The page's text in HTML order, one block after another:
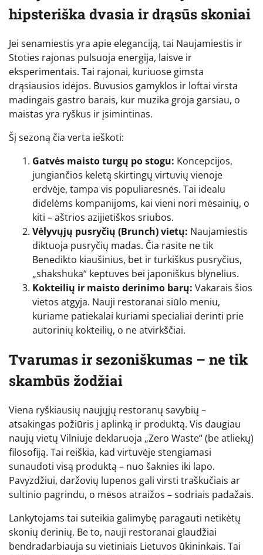
hipsteriška dvasia ir drąsūs skoniai
Jei senamiestis yra apie eleganciją, tai Naujamiestis ir
Stoties rajonas pulsuoja energija, laisve ir
eksperimentais. Tai rajonai, kuriuose gimsta
drąsiausios idėjos. Buvusios gamyklos ir loftai virsta
madingais gastro barais, kur muzika groja garsiau, o
maistas yra ryškus ir įsimintinas.
Šį sezoną čia verta ieškoti:
Gatvės maisto turgų po stogu: Koncepcijos,
jungiančios keletą skirtingų virtuvių vienoje
erdvėje, tampa vis populiaresnės. Tai idealu
didelėms kompanijoms, kai vieni nori mėsainių, o
kiti – aštrios azijietiškos sriubos.
Vėlyvųjų pusryčių (Brunch) vietų: Naujamiestis
diktuoja pusryčių madas. Čia rasite ne tik
Benedikto kiaušinius, bet ir turkiškus pusryčius,
„shakshuka“ keptuves bei japoniškus blynelius.
Kokteilių ir maisto derinimo barų: Vakarais šios
vietos atgyja. Nauji restoranai siūlo meniu,
kuriame patiekalai kuriami specialiai derinti prie
autorinių kokteilių, o ne atvirkščiai.
Tvarumas ir sezoniškumas – ne tik
skambūs žodžiai
Viena ryškiausių naujųjų restoranų savybių –
atsakingas požiūris į aplinką ir produktą. Vis daugiau
naujų vietų Vilniuje deklaruoja „Zero Waste“ (be atliekų)
filosofiją. Tai reiškia, kad virtuvėje stengiamasi
sunaudoti visą produktą – nuo šaknies iki lapo.
Pavyzdžiui, daržovių lupenos gali virsti traškučiais ar
sultinio pagrindu, o mėsos atraižos – sodriais padažais.
Lankytojams tai suteikia galimybę paragauti netikėtų
skonių derinių. Be to, nauji restoranai glaudžiai
bendradarbiauja su vietiniais Lietuvos ūkininkais. Tai